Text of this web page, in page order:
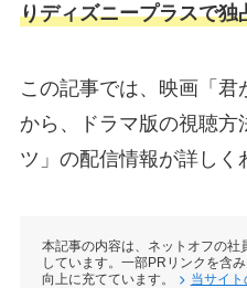
りディズニープラスで独
この記事では、映画「
から、ドラマ版の視聴方
ツ」の配信情報が詳しく
本記事の内容は、ネットオフの
しています。一部PRリンクを含
向上に充てています。
当サイ